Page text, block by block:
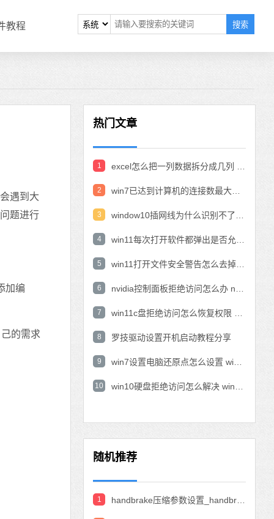
教程 搜索
遇到大
题进行
加编
的需求
热门文章
1
2
3
4
5
6
7
8 罗技驱动设置开机启动教程分享
9
10
随机推荐
1